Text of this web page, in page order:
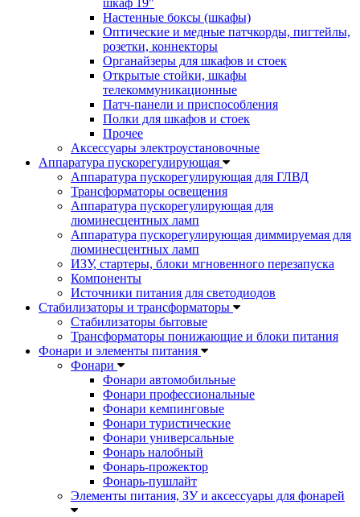
шкаф 19"
Настенные боксы (шкафы)
Оптические и медные патчкорды, пигтейлы,
розетки, коннекторы
Органайзеры для шкафов и стоек
Открытые стойки, шкафы
телекоммуникационные
Патч-панели и приспособления
Полки для шкафов и стоек
Прочее
Аксессуары электроустановочные
Аппаратура пускорегулирующая
Аппаратура пускорегулирующая для ГЛВД
Трансформаторы освещения
Аппаратура пускорегулирующая для
люминесцентных ламп
Аппаратура пускорегулирующая диммируемая для
люминесцентных ламп
ИЗУ, стартеры, блоки мгновенного перезапуска
Компоненты
Источники питания для светодиодов
Стабилизаторы и трансформаторы
Стабилизаторы бытовые
Трансформаторы понижающие и блоки питания
Фонари и элементы питания
Фонари
Фонари автомобильные
Фонари профессиональные
Фонари кемпинговые
Фонари туристические
Фонари универсальные
Фонарь налобный
Фонарь-прожектор
Фонарь-пушлайт
Элементы питания, ЗУ и аксессуары для фонарей